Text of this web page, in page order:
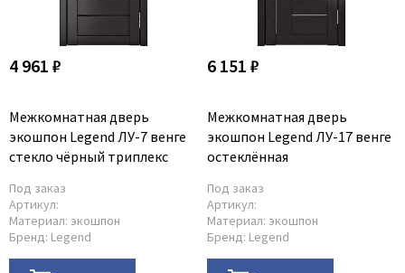
4 961 ₽
Межкомнатная дверь
экошпон Legend ЛУ-7 венге
стекло чёрный триплекс
Под заказ
Артикул:
Материал: экошпон
Бренд: Legend
6 151 ₽
Межкомнатная дверь
экошпон Legend ЛУ-17 венге
остеклённая
Под заказ
Артикул:
Материал: экошпон
Бренд: Legend